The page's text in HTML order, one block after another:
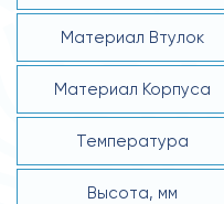
Материал Втулок
Материал Корпуса
Температура
Высота, мм